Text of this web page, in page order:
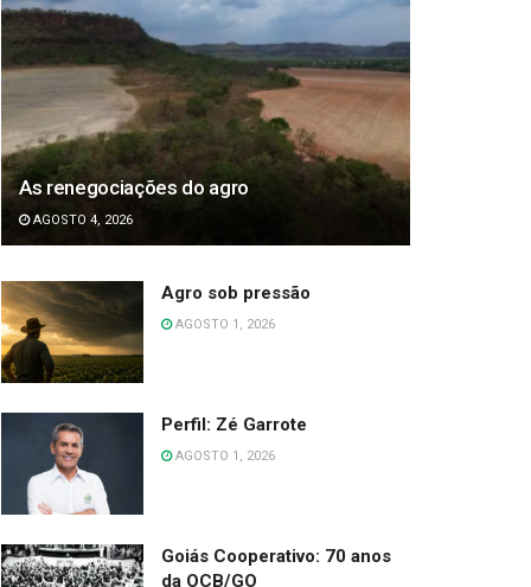
As renegociações do agro
AGOSTO 4, 2026
Agro sob pressão
AGOSTO 1, 2026
Perfil: Zé Garrote
AGOSTO 1, 2026
Goiás Cooperativo: 70 anos
da OCB/GO